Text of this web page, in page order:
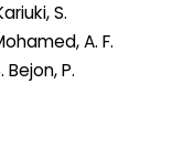
S.
A. F.
P.